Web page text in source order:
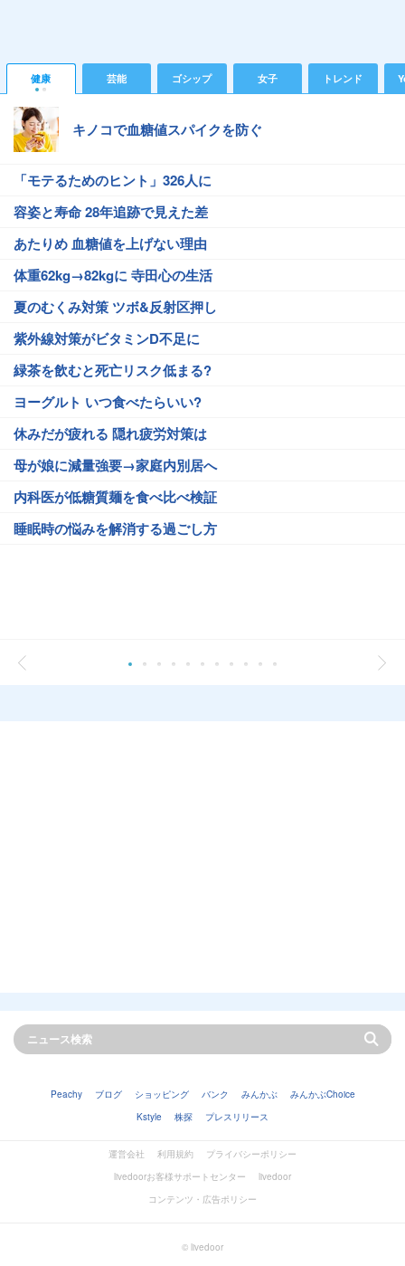
健康 芸能 ゴシップ 女子 トレンド
キノコで血糖値スパイクを防ぐ
「モテるためのヒント」326人に
容姿と寿命 28年追跡で見えた差
あたりめ 血糖値を上げない理由
体重62kg→82kgに 寺田心の生活
夏のむくみ対策 ツボ&反射区押し
紫外線対策がビタミンD不足に
緑茶を飲むと死亡リスク低まる?
ヨーグルト いつ食べたらいい?
休みだが疲れる 隠れ疲労対策は
母が娘に減量強要→家庭内別居へ
内科医が低糖質麺を食べ比べ検証
睡眠時の悩みを解消する過ごし方
Peachy ブログ ショッピング バンク みんかぶ
みんかぶChoice
Kstyle
株探 プレスリリース
運営会社 利用規約
プライバシーポリシー
livedoorお客様サポートセンター
livedoor
コンテンツ・広告ポリシー
© livedoor